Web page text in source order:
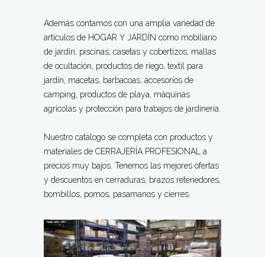
Además contamos con una amplia variedad de
artículos de HOGAR Y JARDÍN como mobiliario
de jardín, piscinas, casetas y cobertizos, mallas
de ocultación, productos de riego, textil para
jardín, macetas, barbacoas, accesorios de
camping, productos de playa, máquinas
agrícolas y protección para trabajos de jardinería.
Nuestro catálogo se completa con productos y
materiales de CERRAJERÍA PROFESIONAL a
precios muy bajos. Tenemos las mejores ofertas
y descuentos en cerraduras, brazos retenedores,
bombillos, pomos, pasamanos y cierres.